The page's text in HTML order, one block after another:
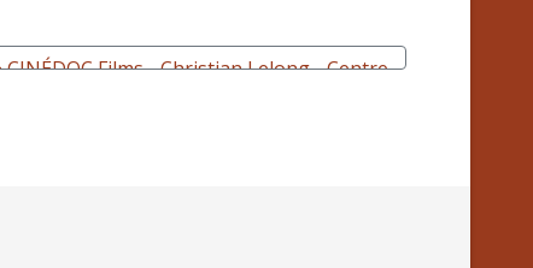
CINÉDOC Films - Christian Lelong - Centre